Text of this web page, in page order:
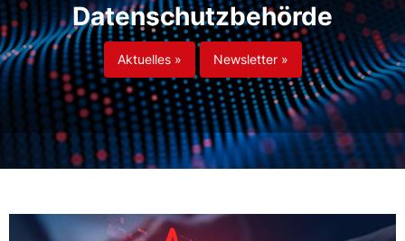
Datenschutzbehörde
Aktuelles » Newsletter »